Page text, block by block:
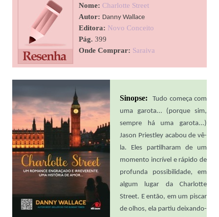
Nome: Charlotte Street
Autor: Danny Wallace
Editora: Novo Conceito
Pág. 399
Onde Comprar: Saraiva
Sinopse:
Tudo começa com
uma garota... (porque sim,
sempre há uma garota...)
Jason Priestleyacabou de vê-
la. Eles partilharam de um
momento incrível e rápido de
profunda possibilidade, em
algum lugar da Charlotte
Street. E então, em um piscar
de olhos, ela partiu deixando-